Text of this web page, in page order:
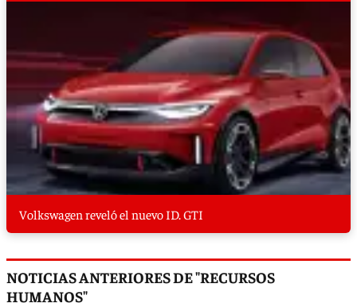
Volkswagen reveló el nuevo ID. GTI
NOTICIAS ANTERIORES DE "RECURSOS
HUMANOS"